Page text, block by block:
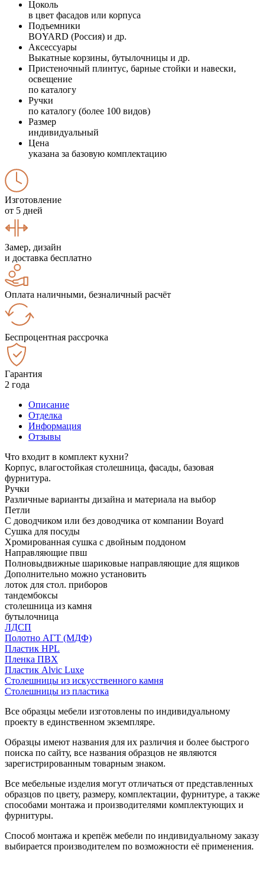
Цоколь
в цвет фасадов или корпуса
Подъемники
BOYARD (Россия) и др.
Аксессуары
Выкатные корзины, бутылочницы и др.
Пристеночный плинтус, барные стойки и навески,
освещение
по каталогу
Ручки
по каталогу (более 100 видов)
Размер
индивидуальный
Цена
указана за базовую комплектацию
Изготовление
от 5 дней
Замер, дизайн
и доставка бесплатно
Оплата наличными, безналичный расчёт
Беспроцентная рассрочка
Гарантия
2 года
Описание
Отделка
Информация
Отзывы
Что входит в комплект кухни?
Корпус, влагостойкая столешница, фасады, базовая
фурнитура.
Ручки
Различные варианты дизайна и материала на выбор
Петли
С доводчиком или без доводчика от компании Boyard
Сушка для посуды
Хромированная сушка с двойным поддоном
Направляющие пвш
Полновыдвижные шариковые направляющие для ящиков
Дополнительно можно установить
лоток для стол. приборов
тандембоксы
столешница из камня
бутылочница
ЛДСП
Полотно АГТ (МДФ)
Пластик HPL
Пленка ПВХ
Пластик Alvic Luxe
Столешницы из искусственного камня
Столешницы из пластика
Все образцы мебели изготовлены по индивидуальному
проекту в единственном экземпляре.
Образцы имеют названия для их различия и более быстрого
поиска по сайту, все названия образцов не являются
зарегистрированным товарным знаком.
Все мебельные изделия могут отличаться от представленных
образцов по цвету, размеру, комплектации, фурнитуре, а также
способами монтажа и производителями комплектующих и
фурнитуры.
Способ монтажа и крепёж мебели по индивидуальному заказу
выбирается производителем по возможности её применения.